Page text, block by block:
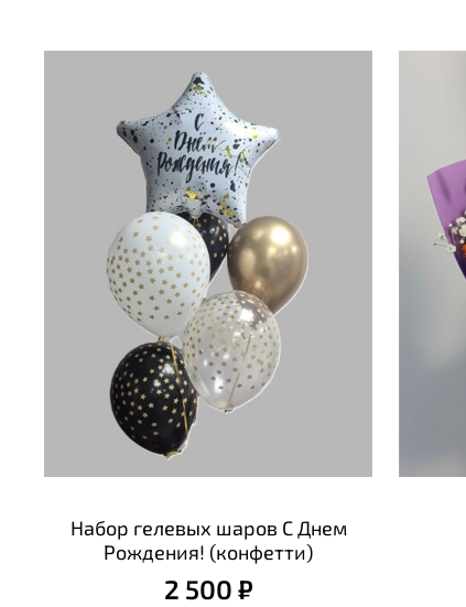
Набор гелевых шаров С Днем
Рождения! (конфетти)
2 500 ₽